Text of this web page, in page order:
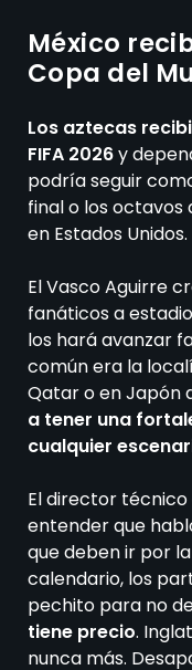
México
Copa del
Los aztecas
FIFA 2026y
podría seguir
final o los octavos
en Estados Unidos.
El Vasco Aguirre
fanáticos a
los hará avanzar
común era la
Qatar o en Japón
a tener una
cualquier
El director técnico
entender que
que deben ir por
calendario, los
pechito para no
tiene precio.
nunca más.